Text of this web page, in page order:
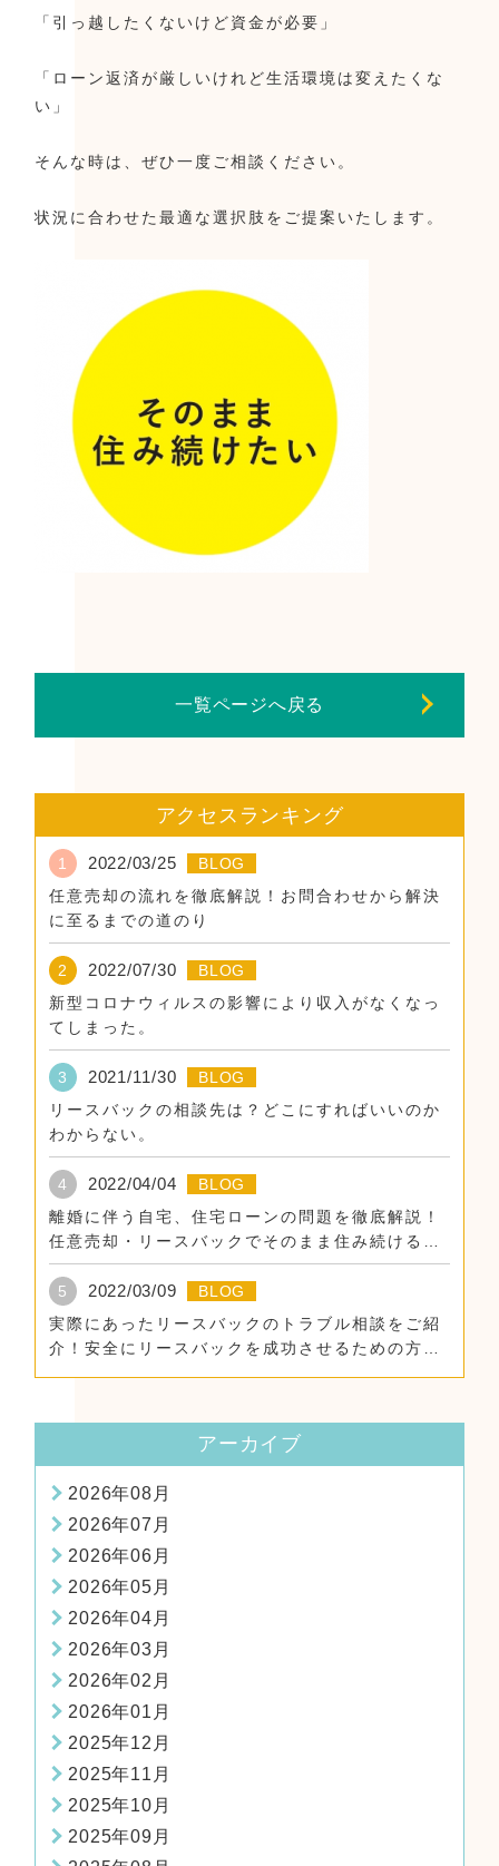
「引っ越したくないけど資金が必要」
「ローン返済が厳しいけれど生活環境は変えたくな
い」
そんな時は、ぜひ一度ご相談ください。
状況に合わせた最適な選択肢をご提案いたします。
一覧ページへ戻る
アクセスランキング
1 2022/03/25
BLOG
任意売却の流れを徹底解説！お問合わせから解決
に至るまでの道のり
2 2022/07/30
BLOG
新型コロナウィルスの影響により収入がなくなっ
てしまった。
3 2021/11/30
BLOG
リースバックの相談先は？どこにすればいいのか
わからない。
4 2022/04/04
BLOG
離婚に伴う自宅、住宅ローンの問題を徹底解説！
任意売却・リースバックでそのまま住み続けるた
めに。
5
2022/03/09
BLOG
実際にあったリースバックのトラブル相談をご紹
介！安全にリースバックを成功させるための方
法！
アーカイブ
2026年08月
2026年07月
2026年06月
2026年05月
2026年04月
2026年03月
2026年02月
2026年01月
2025年12月
2025年11月
2025年10月
2025年09月